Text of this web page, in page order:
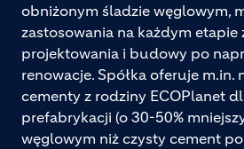
obniżonym śladzie węglowym,
zastosowania na każdym
projektowania i budowy po
renowacje. Spółka oferuje m.in.
cementy z rodziny ECOPlanet
prefabrykacji (o 30-50%
węglowym niż czysty cement